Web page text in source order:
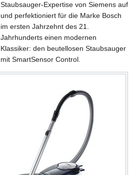
Staubsauger-Expertise von Siemens auf
und perfektioniert für die Marke Bosch
im ersten Jahrzehnt des 21.
Jahrhunderts einen modernen
Klassiker: den beutellosen Staubsauger
mit SmartSensor Control.